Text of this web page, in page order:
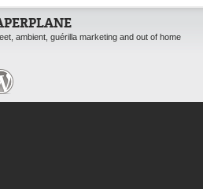
ambient, guérilla marketing and out of home